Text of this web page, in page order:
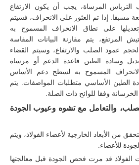
الترباس المرساة، يجب أن يكون الارتفاع
مسبقا. إذا تم العثور على الانحراف، فسيتم
على نطاق الانحراف المسموح به
المرتفع، يتم مقارنة البيانات المقاسة
لحجم عمود الصلب والارتفاع، وسيتم القضاء
وسادة الطين قاعدة الدعم أو مرساة
الانحراف المسموح به لسطح دعم الأساس
الطين الأساسي متطلبات المواصفات. يتم
وفقا للوائح ذات الصلة.
والتعامل مع تشوه وعيوب الجودة
من الأبعاد الخارجية لأعضاء الفولاذ، ويتم
للأعضاء.
قد مرت فحص الجودة قبل معالجتها